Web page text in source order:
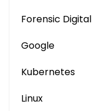
Forensic Digital
Google
Kubernetes
Linux